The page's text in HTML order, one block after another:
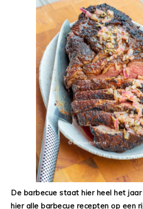
De barbecue staat hier heel het
hier alle barbecue recepten op een